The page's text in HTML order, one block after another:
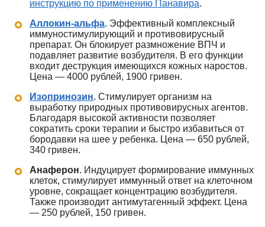
инструкцию по применению Панавира.
Аллокин-альфа. Эффективный комплексный
иммуностимулирующий и противовирусный
препарат. Он блокирует размножение ВПЧ и
подавляет развитие возбудителя. В его функции
входит деструкция имеющихся кожных наростов.
Цена — 4000 рублей, 1900 гривен.
Изопринозин. Стимулирует организм на
выработку природных противовирусных агентов.
Благодаря высокой активности позволяет
сократить сроки терапии и быстро избавиться от
бородавки на шее у ребенка. Цена — 650 рублей,
340 гривен.
Анаферон. Индуцирует формирование иммунных
клеток, стимулирует иммунный ответ на клеточном
уровне, сокращает концентрацию возбудителя.
Также производит антимутагенный эффект. Цена
— 250 рублей, 150 гривен.